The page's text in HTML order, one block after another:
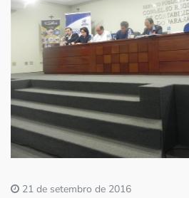
Imprensa
Contato
21 de setembro de 2016